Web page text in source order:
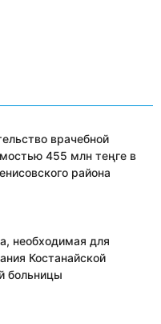
врачебной
455 млн теңге в
района
необходимая для
Костанайской
больницы